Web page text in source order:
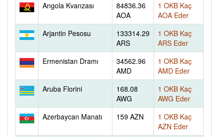
Angola Kvanzası
84836.36
AOA
1 OKB Kaç
AOA Eder
Arjantin Pesosu
133314.29
ARS
1 OKB Kaç
ARS Eder
Ermenistan Dramı
34562.96
AMD
1 OKB Kaç
AMD Eder
Aruba Florini
168.08
AWG
1 OKB Kaç
AWG Eder
Azerbaycan Manatı
159 AZN
1 OKB Kaç
AZN Eder